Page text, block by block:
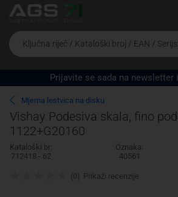
Ova postavka prilagođava
cijene vašim potrebama.
Pravno lice
Da
biste
potražili
proizvod,
unesite
ključnu
riječ,
kataloški
broj,
EAN
ili
Prijavite se sada na newsletter
Mjerna lestvica na disku
Vishay Podesiva skala, fino
1122+G20160
Kataloški br:
712418 - 62
Oznaka:
40561
(0) Prikaži recenzije